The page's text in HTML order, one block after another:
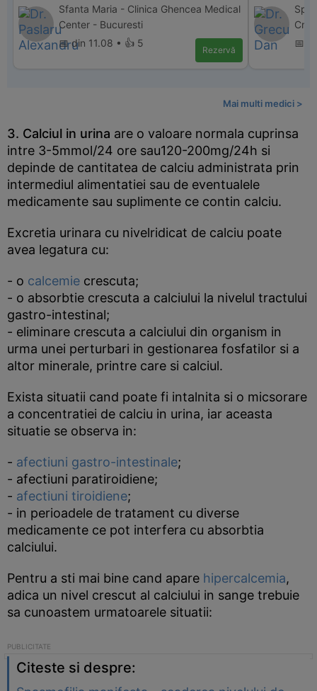
Sfanta Maria - Clinica Ghencea Medical
Center - Bucuresti
📅 din 11.08 • 👍 5
Rezervă
📅
Mai multi medici >
3. Calciul in urina are o valoare normala cuprinsa
intre 3-5mmol/24 ore sau120-200mg/24h si
depinde de cantitatea de calciu administrata prin
intermediul alimentatiei sau de eventualele
medicamente sau suplimente ce contin calciu.
Excretia urinara cu nivelridicat de calciu poate
avea legatura cu:
- o calcemie crescuta;
- o absorbtie crescuta a calciului la nivelul tractului
gastro-intestinal;
- eliminare crescuta a calciului din organism in
urma unei perturbari in gestionarea fosfatilor si a
altor minerale, printre care si calciul.
Exista situatii cand poate fi intalnita si o micsorare
a concentratiei de calciu in urina, iar aceasta
situatie se observa in:
- afectiuni gastro-intestinale;
- afectiuni paratiroidiene;
- afectiuni tiroidiene;
- in perioadele de tratament cu diverse
medicamente ce pot interfera cu absorbtia
calciului.
Pentru a sti mai bine cand apare hipercalcemia,
adica un nivel crescut al calciului in sange trebuie
sa cunoastem urmatoarele situatii:
Citeste si despre: